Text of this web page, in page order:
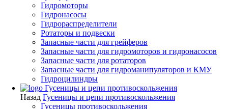
Гидромоторы
Гидронасосы
Гидрораспределители
Ротаторы и подвески
Запасные части для грейферов
Запасные части для гидромоторов и гидронасосов
Запасные части для ротаторов
Запасные части для гидроманипуляторов и КМУ
Гидроцилиндры
Гусеницы и цепи противоскольжения
Назад Гусеницы и цепи противоскольжения
Гусеницы противоскольжения